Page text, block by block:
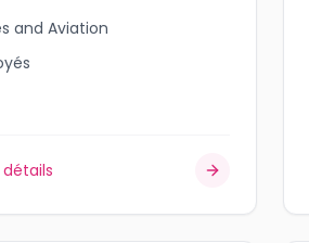
and Aviation